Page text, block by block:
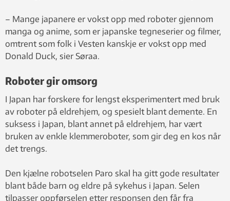
– Mange japanere er vokst opp med roboter gjennom
manga og anime, som er japanske tegneserier og filmer,
omtrent som folk i Vesten kanskje er vokst opp med
Donald Duck, sier Søraa.
Roboter gir omsorg
I Japan har forskere for lengst eksperimentert med bruk
av roboter på eldrehjem, og spesielt blant demente. En
suksess i Japan, blant annet på eldrehjem, har vært
bruken av enkle klemmeroboter, som gir deg en kos når
det trengs.
Den kjælne robotselen Paro skal ha gitt gode resultater
blant både barn og eldre på sykehus i Japan. Selen
tilpasser oppførselen etter responsen den får fra